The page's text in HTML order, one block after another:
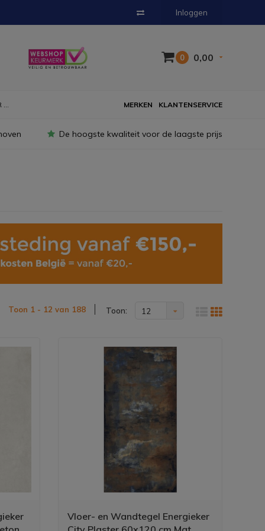
Inloggen
0 0,00
... KLANTENSERVICE
MERKEN
De hoogste kwaliteit voor de laagste prijs
Toon 1 - 12 van 188 Toon: 12
Vloer- en Wandtegel Energieker